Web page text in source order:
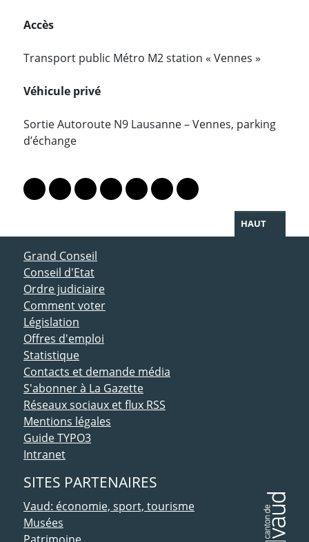
Accès
Transport public Métro M2 station « Vennes »
Véhicule privé
Sortie Autoroute N9 Lausanne – Vennes, parking
d’échange
Lien vers le profil Mastodon
Lien vers le profil Bluesky
Lien vers le profil Instagram
Lien vers le profil Linkedin
Lien vers le profil Facebook
Lien vers le profil Twitter
Partager par WhatsApp
HAUT
ACCÈS DIRECT
Grand Conseil
Conseil d'Etat
Ordre judiciaire
Comment voter
Législation
Offres d'emploi
Statistique
Contacts et demande média
S'abonner à La Gazette
Réseaux sociaux et flux RSS
Mentions légales
Guide TYPO3
Intranet
SITES PARTENAIRES
Vaud: économie, sport, tourisme
Musées